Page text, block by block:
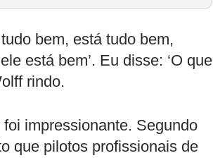
bem, está tudo bem,
está bem’. Eu disse: ‘O que
rindo.
impressionante. Segundo
que pilotos profissionais de